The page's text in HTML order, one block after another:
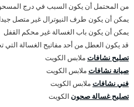
من المحتمل أن يكون السبب في درج
يمكن أن يكون طرف النيوترال غير متصل
يمكن أن يكون باب الغسالة غير محكم القفل
قد يكون العطل من أحد مفاتيح الغسالة التي
تصليح نشافاتملابس الكويت
صيانة نشافاتملابس الكويت
فني نشافاتملابس الكويت
تصليح غسالة صحونالكويت